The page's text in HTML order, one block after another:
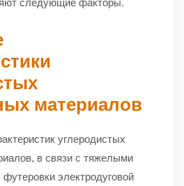
следующие факторы.
материалов
углеродистых
в связи с тяжелыми
электродуговой